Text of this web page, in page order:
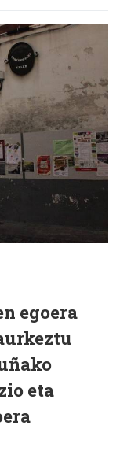
egoera
eta